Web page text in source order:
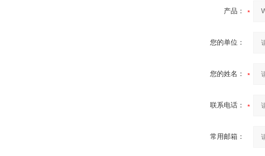
产品：
您的单位：
您的姓名：
联系电话：
常用邮箱：